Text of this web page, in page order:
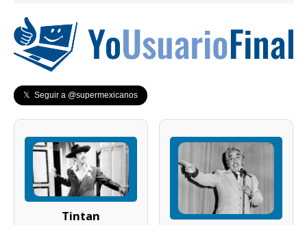
𝕏 Seguir a @supermexicanos
Tintan